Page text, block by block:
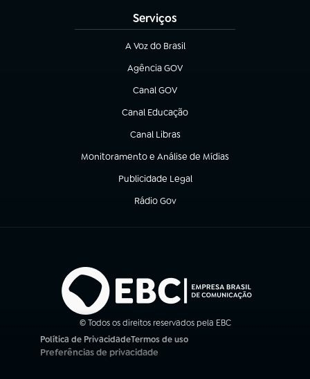
Serviços
A Voz do Brasil
(abre em nova aba)
Agência GOV
(abre em nova aba)
Canal GOV
(abre em nova aba)
Canal Educação
(abre em nova aba)
Canal Libras
(abre em nova aba)
Monitoramento e Análise de Mídias
(abre em nova aba)
Publicidade Legal
(abre em nova aba)
Rádio Gov
(abre em nova aba)
© Todos os direitos reservados pela EBC
Política de Privacidade
(abre em nova aba)
Termos de uso
(abre em nova aba)
Preferências de privacidade